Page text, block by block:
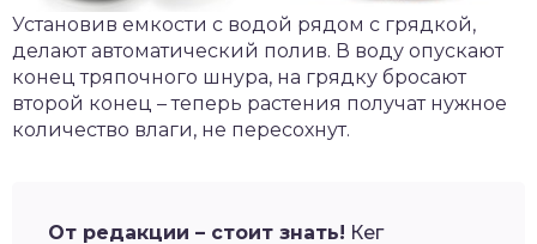
Установив емкости с водой рядом с грядкой,
делают автоматический полив. В воду опускают
конец тряпочного шнура, на грядку бросают
второй конец – теперь растения получат нужное
количество влаги, не пересохнут.
От редакции – стоит знать! Кег